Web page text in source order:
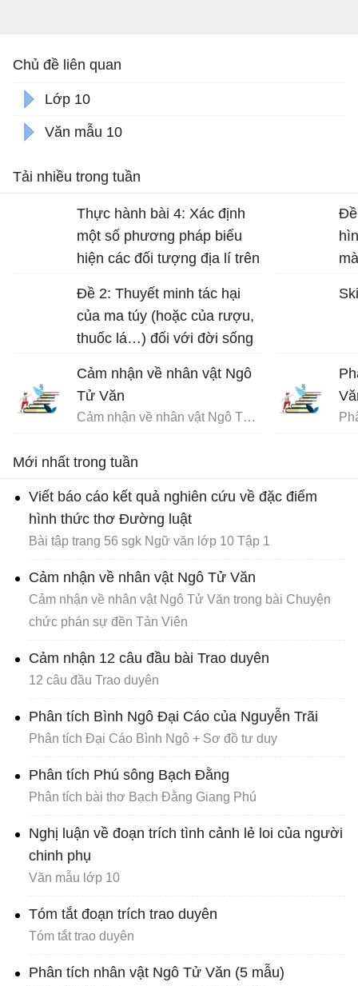
Chủ đề liên quan
Lớp 10
Văn mẫu 10
Tải nhiều trong tuần
Thực hành bài 4: Xác định
một số phương pháp biểu
hiện các đối tượng địa lí trên
Đề 2: Thuyết minh tác hại
của ma túy (hoặc của rượu,
thuốc lá…) đối với đời sống
Cảm nhận về nhân vật Ngô
Tử Văn
Cảm nhận về nhân vật Ngô Tử Văn trong bài Chuyện chức phán sự đền Tản Viên
Đề
Mới nhất trong tuần
Viết báo cáo kết quả nghiên cứu về đặc điểm
hình thức thơ Đường luật
Bài tập trang 56 sgk Ngữ văn lớp 10 Tập 1
Cảm nhận về nhân vật Ngô Tử Văn
Cảm nhận về nhân vật Ngô Tử Văn trong bài Chuyện
chức phán sự đền Tản Viên
Cảm nhận 12 câu đầu bài Trao duyên
12 câu đầu Trao duyên
Phân tích Bình Ngô Đại Cáo của Nguyễn Trãi
Phân tích Đại Cáo Bình Ngô + Sơ đồ tư duy
Phân tích Phú sông Bạch Đằng
Phân tích bài thơ Bạch Đằng Giang Phú
Nghị luận về đoạn trích tình cảnh lẻ loi của người
chinh phụ
Văn mẫu lớp 10
Tóm tắt đoạn trích trao duyên
Tóm tắt trao duyên
Phân tích nhân vật Ngô Tử Văn (5 mẫu)